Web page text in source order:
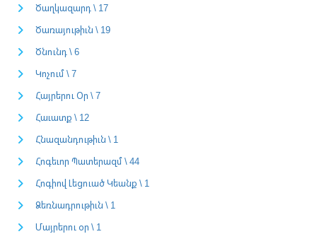
Ծաղկազարդ \ 17
Ծառայութիւն \ 19
Ծնունդ \ 6
Կոչում \ 7
Հայրերու Օր \ 7
Հաւատք \ 12
Հնազանդութիւն \ 1
Հոգեւոր Պատերազմ \ 44
Հոգիով Լեցուած Կեանք \ 1
Ձեռնադրութիւն \ 1
Մայրերու օր \ 1